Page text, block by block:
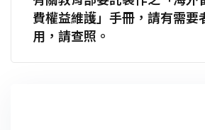
費權益維護」手冊，請有需要
用，請查照。